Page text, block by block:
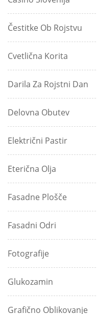
Čestitke Ob Rojstvu
Cvetlična Korita
Darila Za Rojstni Dan
Delovna Obutev
Električni Pastir
Eterična Olja
Fasadne Plošče
Fasadni Odri
Fotografije
Glukozamin
Grafično Oblikovanje